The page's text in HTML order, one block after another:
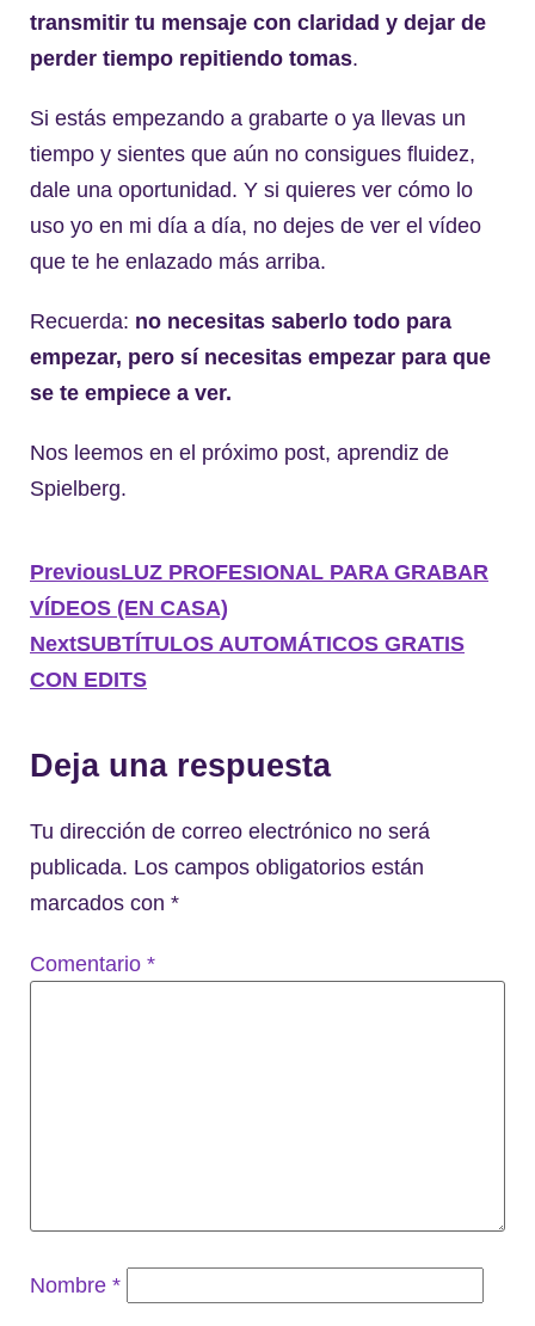
transmitir tu mensaje con claridad y dejar de
perder tiempo repitiendo tomas.
Si estás empezando a grabarte o ya llevas un
tiempo y sientes que aún no consigues fluidez,
dale una oportunidad. Y si quieres ver cómo lo
uso yo en mi día a día, no dejes de ver el vídeo
que te he enlazado más arriba.
Recuerda: no necesitas saberlo todo para
empezar, pero sí necesitas empezar para que
se te empiece a ver.
Nos leemos en el próximo post, aprendiz de
Spielberg.
PreviousLUZ PROFESIONAL PARA GRABAR
VÍDEOS (EN CASA)
NextSUBTÍTULOS AUTOMÁTICOS GRATIS
CON EDITS
Deja una respuesta
Tu dirección de correo electrónico no será
publicada. Los campos obligatorios están
marcados con *
Comentario *
Nombre *